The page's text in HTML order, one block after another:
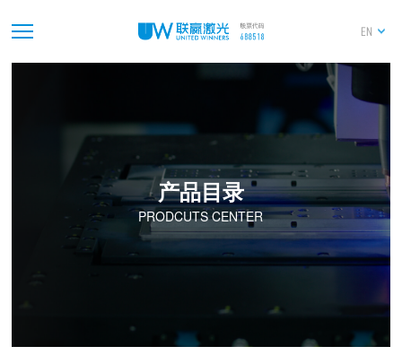
EN
产品目录
PRODCUTS CENTER